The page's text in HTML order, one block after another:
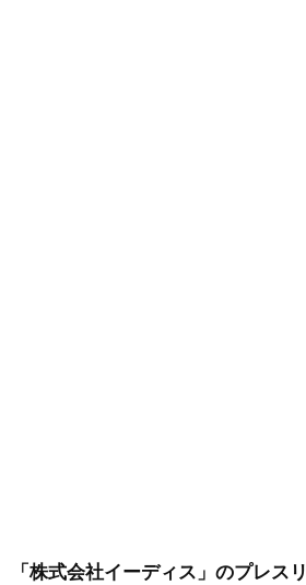
「株式会社イーディス」 のプレス